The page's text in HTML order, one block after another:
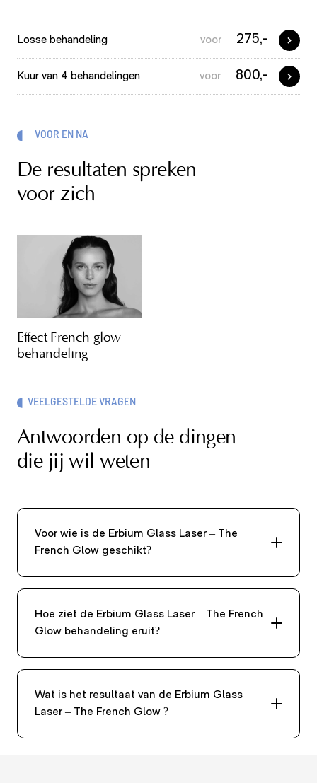
Losse behandeling voor 275,-
Kuur van 4 behandelingen voor 800,-
VOOR EN NA
De resultaten spreken
voor zich
Effect French glow
behandeling
VEELGESTELDE VRAGEN
Antwoorden op de dingen
die jij wil weten
Voor wie is de Erbium Glass Laser – The
French Glow geschikt?
Hoe ziet de Erbium Glass Laser – The French
Glow behandeling eruit?
Wat is het resultaat van de Erbium Glass
Laser – The French Glow ?